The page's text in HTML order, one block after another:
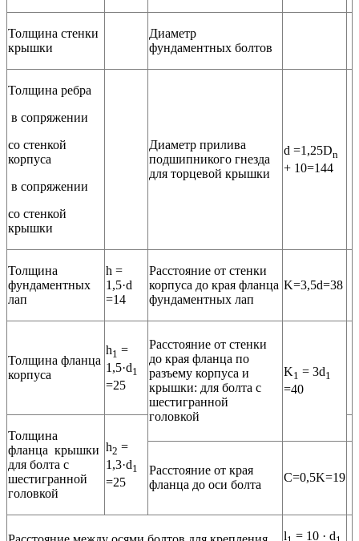
Толщина стенки
крышки
Диаметр
фундаментных болтов
Толщина ребра
в сопряжении
со стенкой
корпуса
в сопряжении
со стенкой
крышки
Диаметр прилива
подшипникого гнезда
для торцевой крышки
d =1,25Dn
+ 10=144
Толщина
фундаментных
лап
h =
1,5·d
=14
Расстояние от стенки
корпуса до края фланца
фундаментных лап
K=3,5d=38
Толщина фланца
корпу­са
h1 =
1,5·d1
=25
Расстояние от стенки
до края фланца по
разъему корпуса и
крышки: для болта с
шестигран­ной
головкой
K1 = 3d1
=40
Толщина
фланца крыш­ки
для болта с
шестигран­ной
головкой
h2 =
1,3·d1
=25
Расстояние от края
фланца до оси болта
C=0,5K=19
l = 10 · d